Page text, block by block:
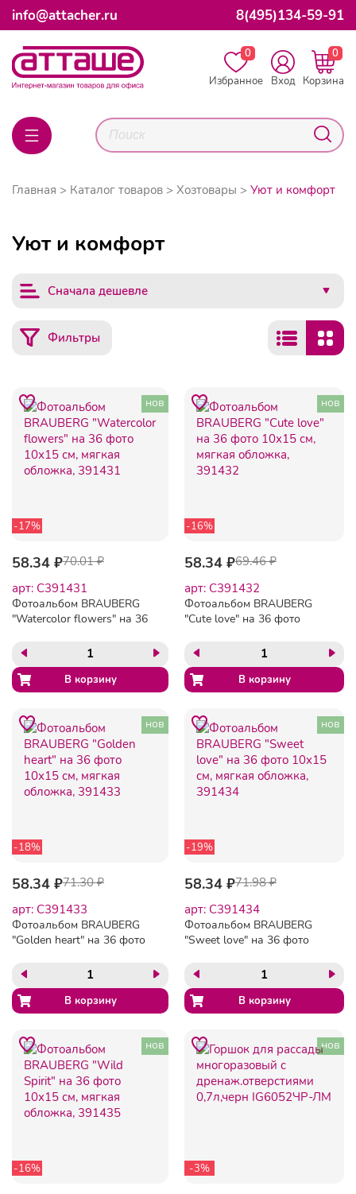
info@attacher.ru 8(495)134-59-91
0
Избранное
Вход
0
Корзина
Главная Каталог товаров Хозтовары Уют и комфорт
Уют и комфорт
Сначала дешевле
Фильтры
-17%
нов
58.34 ₽70.01 ₽
арт: C391431
Фотоальбом BRAUBERG
"Watercolor flowers" на 36
обложка, 391431
-16%
нов
58.34 ₽69.46 ₽
арт: C391432
Фотоальбом BRAUBERG
"Cute love" на 36 фото
391432
-18%
нов
58.34 ₽71.30 ₽
арт: C391433
Фотоальбом BRAUBERG
"Golden heart" на 36 фото
391433
-19%
нов
58.34 ₽71.98 ₽
арт: C391434
Фотоальбом BRAUBERG
"Sweet love" на 36 фото
391434
-16%
нов
-3%
нов